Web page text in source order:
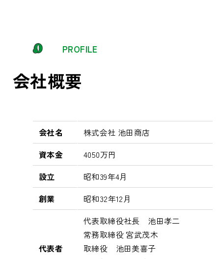
PROFILE
会社概要
会社名
株式会社 池田商店
資本金
4050万円
設立
昭和39年4月
創業
昭和32年12月
代表者
代表取締役社長 池田孝二
常務取締役 宮武茂木
取締役 池田美喜子